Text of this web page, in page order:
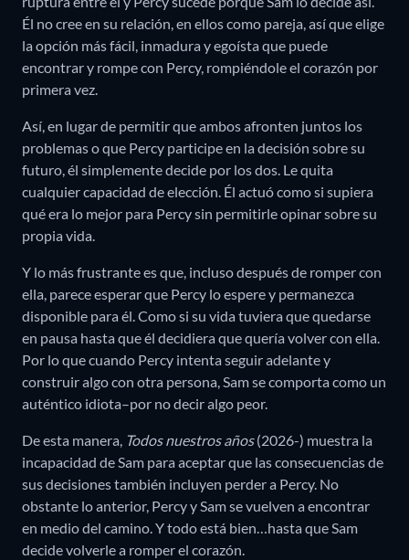
Él no cree en su relación, en ellos como pareja, así que elige
la opción más fácil, inmadura y egoísta que puede
encontrar y rompe con Percy, rompiéndole el corazón por
primera vez.
Así, en lugar de permitir que ambos afronten juntos los
problemas o que Percy participe en la decisión sobre su
futuro, él simplemente decide por los dos. Le quita
cualquier capacidad de elección. Él actuó como si supiera
qué era lo mejor para Percy sin permitirle opinar sobre su
propia vida.
Y lo más frustrante es que, incluso después de romper con
ella, parece esperar que Percy lo espere y permanezca
disponible para él. Como si su vida tuviera que quedarse
en pausa hasta que él decidiera que quería volver con ella.
Por lo que cuando Percy intenta seguir adelante y
construir algo con otra persona, Sam se comporta como un
auténtico idiota–por no decir algo peor.
De esta manera, Todos nuestros años(2026-) muestra la
incapacidad de Sam para aceptar que las consecuencias de
sus decisiones también incluyen perder a Percy. No
obstante lo anterior, Percy y Sam se vuelven a encontrar
en medio del camino. Y todo está bien…hasta que Sam
decide volverle a romper el corazón.